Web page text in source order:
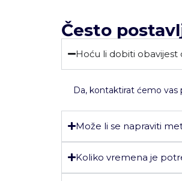
Često
Hoću li dobiti obavijest
Da, kontaktirat ćemo vas
Može li se napraviti
Koliko vremena je